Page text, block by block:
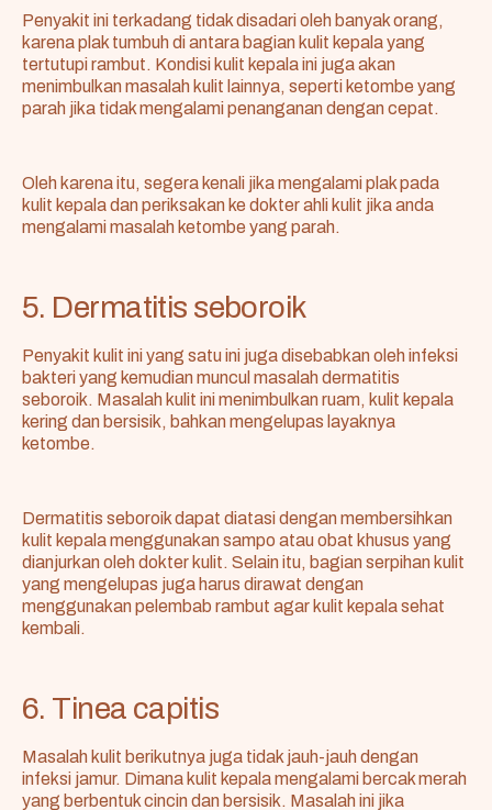
Penyakit ini terkadang tidak disadari oleh banyak orang,
karena plak tumbuh di antara bagian kulit kepala yang
tertutupi rambut. Kondisi kulit kepala ini juga akan
menimbulkan masalah kulit lainnya, seperti ketombe yang
parah jika tidak mengalami penanganan dengan cepat.
Oleh karena itu, segera kenali jika mengalami plak pada
kulit kepala dan periksakan ke dokter ahli kulit jika anda
mengalami masalah ketombe yang parah.
5. Dermatitis seboroik
Penyakit kulit ini yang satu ini juga disebabkan oleh infeksi
bakteri yang kemudian muncul masalah dermatitis
seboroik. Masalah kulit ini menimbulkan ruam, kulit kepala
kering dan bersisik, bahkan mengelupas layaknya
ketombe.
Dermatitis seboroik dapat diatasi dengan membersihkan
kulit kepala menggunakan sampo atau obat khusus yang
dianjurkan oleh dokter kulit. Selain itu, bagian serpihan kulit
yang mengelupas juga harus dirawat dengan
menggunakan pelembab rambut agar kulit kepala sehat
kembali.
6. Tinea capitis
Masalah kulit berikutnya juga tidak jauh-jauh dengan
infeksi jamur. Dimana kulit kepala mengalami bercak merah
yang berbentuk cincin dan bersisik. Masalah ini jika